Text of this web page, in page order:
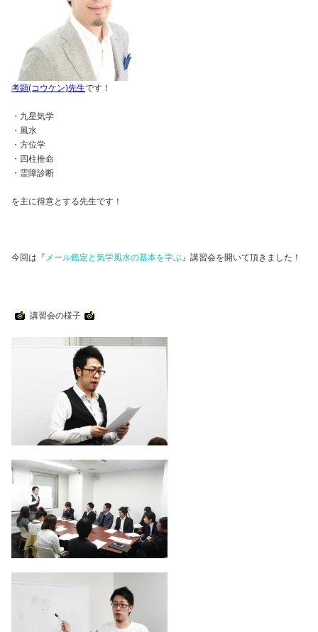
考顕(コウケン)先生です！
・九星気学
・風水
・方位学
・四柱推命
・霊障診断
を主に得意とする先生です！
今回は『 メール鑑定と気学風水の基本を学ぶ』講習会を開いて頂きました！
講習会の様子